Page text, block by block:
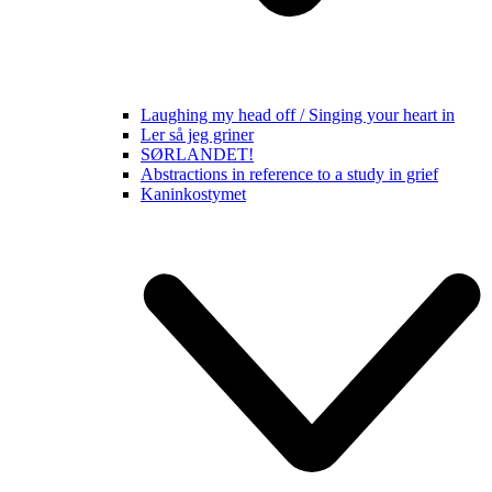
Laughing my head off / Singing your heart in
Ler så jeg griner
SØRLANDET!
Abstractions in reference to a study in grief
Kaninkostymet